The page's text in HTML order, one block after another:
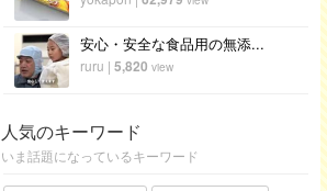
安心・安全な食品用の無添...
ruru | 5,820 view
人気のキーワード
いま話題になっているキーワード